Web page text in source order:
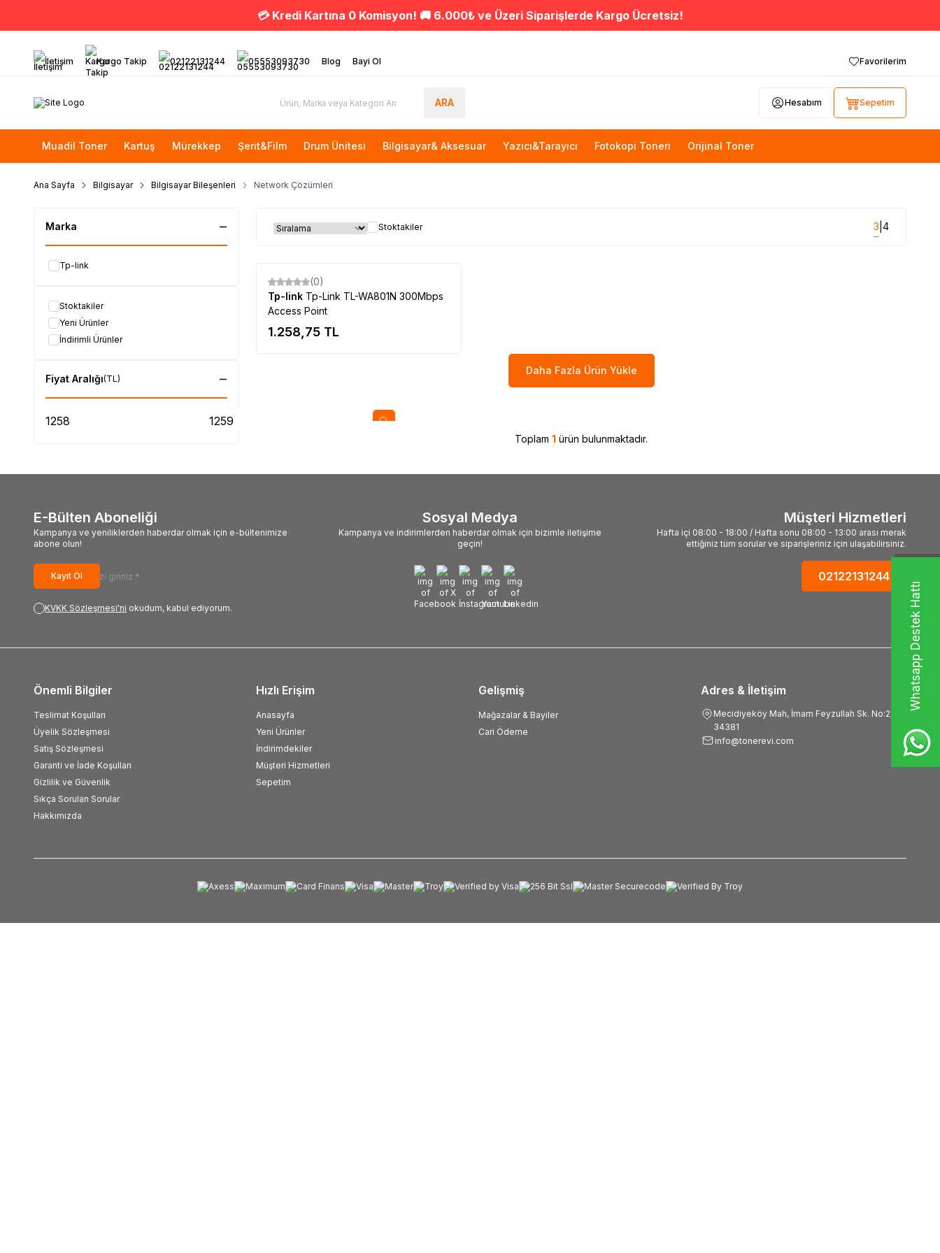
Whatsapp Destek Hattı
💳 Kredi Kartına 0 Komisyon! 🚚 6.000₺ ve Üzeri Siparişlerde Kargo Ücretsiz!
İletişim Kargo Takip 02122131244 05553093730 Blog Bayi Ol Favorilerim
ARA Hesabım Sepetim
Muadil Toner Kartuş Mürekkep Şerit&Film Drum Ünitesi Bilgisayar& Aksesuar Yazıcı&Tarayıcı Fotokopi Toneri Orijinal Toner
Ana Sayfa Bilgisayar Bilgisayar Bileşenleri Network Çözümleri
Marka
Tp-link
Stoktakiler
Yeni Ürünler
İndirimli Ürünler
Fiyat Aralığı(TL)
Stoktakiler 3 4
(0)
Tp-link Tp-Link TL-WA801N 300Mbps
Access Point
1.258,75 TL
Daha Fazla Ürün Yükle
Toplam 1 ürün bulunmaktadır.
E-Bülten Aboneliği
Kampanya ve yeniliklerden haberdar olmak için e-bültenimize
abone olun!
Kayıt Ol
KVKK Sözleşmesi'ni okudum, kabul ediyorum.
Sosyal Medya
Kampanya ve indirimlerden haberdar olmak için bizimle iletişime
geçin!
Müşteri Hizmetleri
Hafta içi 08:00 - 18:00 / Hafta sonu 08:00 - 13:00 arası merak
ettiğiniz tüm sorular ve siparişleriniz için ulaşabilirsiniz.
02122131244
Adres & İletişim
Mecidiyeköy Mah, İmam Feyzullah Sk. No:2/B,
34381
info@tonerevi.com
Önemli Bilgiler
Teslimat Koşulları
Üyelik Sözleşmesi
Satış Sözleşmesi
Garanti ve İade Koşulları
Gizlilik ve Güvenlik
Sıkça Sorulan Sorular
Hakkımızda
Hızlı Erişim
Anasayfa
Yeni Ürünler
İndirimdekiler
Müşteri Hizmetleri
Sepetim
Gelişmiş
Mağazalar & Bayiler
Cari Ödeme